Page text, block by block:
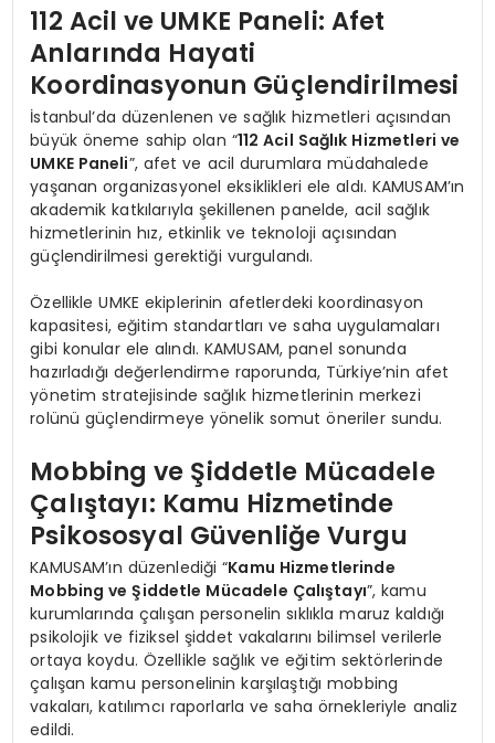
112 Acil ve UMKE Paneli: Afet
Anlarında Hayati
Koordinasyonun Güçlendirilmesi
İstanbul’da düzenlenen ve sağlık hizmetleri açısından
büyük öneme sahip olan “112 Acil Sağlık Hizmetleri ve
UMKE Paneli”, afet ve acil durumlara müdahalede
yaşanan organizasyonel eksiklikleri ele aldı. KAMUSAM’ın
akademik katkılarıyla şekillenen panelde, acil sağlık
hizmetlerinin hız, etkinlik ve teknoloji açısından
güçlendirilmesi gerektiği vurgulandı.
Özellikle UMKE ekiplerinin afetlerdeki koordinasyon
kapasitesi, eğitim standartları ve saha uygulamaları
gibi konular ele alındı. KAMUSAM, panel sonunda
hazırladığı değerlendirme raporunda, Türkiye’nin afet
yönetim stratejisinde sağlık hizmetlerinin merkezi
rolünü güçlendirmeye yönelik somut öneriler sundu.
Mobbing ve Şiddetle Mücadele
Çalıştayı: Kamu Hizmetinde
Psikososyal Güvenliğe Vurgu
KAMUSAM’ın düzenlediği “Kamu Hizmetlerinde
Mobbing ve Şiddetle Mücadele Çalıştayı”, kamu
kurumlarında çalışan personelin sıklıkla maruz kaldığı
psikolojik ve fiziksel şiddet vakalarını bilimsel verilerle
ortaya koydu. Özellikle sağlık ve eğitim sektörlerinde
çalışan kamu personelinin karşılaştığı mobbing
vakaları, katılımcı raporlarla ve saha örnekleriyle analiz
edildi.